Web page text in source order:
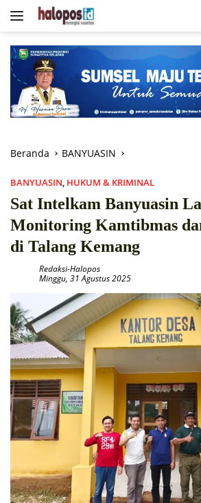
Langsung
Beranda BANYUASIN
BANYUASIN HUKUM & KRIMINAL
Sat Intelkam Banyuasin
Monitoring Kamtibmas
di Talang Kemang
Redaksi-Halopos
Minggu, 31 Agustus 2025